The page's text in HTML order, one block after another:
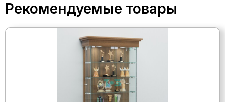
Рекомендуемые товары